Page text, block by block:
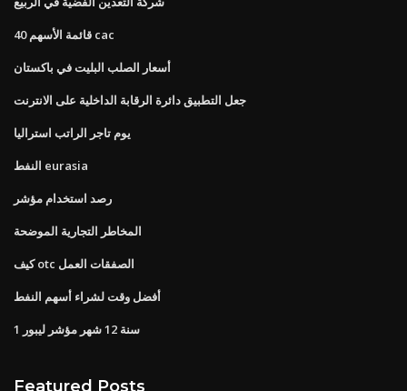
قائمة الأسهم 40 cac
أسعار الصلب البليت في باكستان
جعل التطبيق دائرة الرقابة الداخلية على الانترنت
يوم تاجر الراتب استراليا
النفط eurasia
رصد استخدام مؤشر
المخاطر التجارية الموضحة
كيف otc الصفقات العمل
أفضل وقت لشراء أسهم النفط
1 سنة 12 شهر مؤشر ليبور
Featured Posts